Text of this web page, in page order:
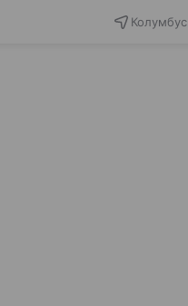
Колумбус